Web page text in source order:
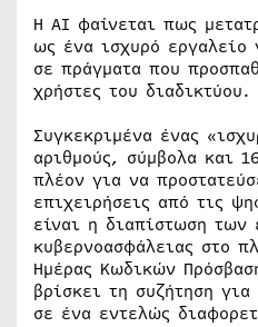
Η AI φαίνεται πως
ως ένα ισχυρό εργαλείο
σε πράγματα που
χρήστες του διαδικτύου.
Συγκεκριμένα ένας
αριθμούς, σύμβολα και
πλέον για να
επιχειρήσεις από τις
είναι η διαπίστωση των
κυβερνοασφάλειας στο
Ημέρας Κωδικών
βρίσκει τη συζήτηση
σε ένα εντελώς